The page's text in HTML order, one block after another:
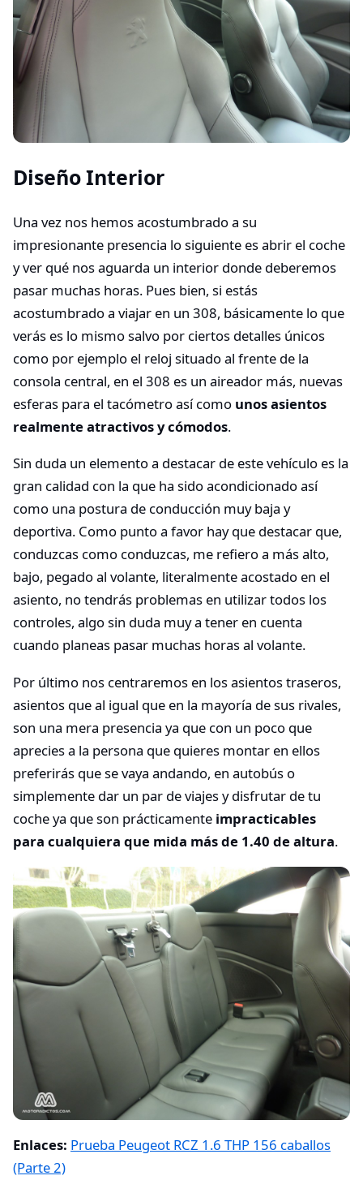
Diseño Interior
Una vez nos hemos acostumbrado a su
impresionante presencia lo siguiente es abrir el coche
y ver qué nos aguarda un interior donde deberemos
pasar muchas horas. Pues bien, si estás
acostumbrado a viajar en un 308, básicamente lo que
verás es lo mismo salvo por ciertos detalles únicos
como por ejemplo el reloj situado al frente de la
consola central, en el 308 es un aireador más, nuevas
esferas para el tacómetro así como unos asientos
realmente atractivos y cómodos.
Sin duda un elemento a destacar de este vehículo es la
gran calidad con la que ha sido acondicionado así
como una postura de conducción muy baja y
deportiva. Como punto a favor hay que destacar que,
conduzcas como conduzcas, me refiero a más alto,
bajo, pegado al volante, literalmente acostado en el
asiento, no tendrás problemas en utilizar todos los
controles, algo sin duda muy a tener en cuenta
cuando planeas pasar muchas horas al volante.
Por último nos centraremos en los asientos traseros,
asientos que al igual que en la mayoría de sus rivales,
son una mera presencia ya que con un poco que
aprecies a la persona que quieres montar en ellos
preferirás que se vaya andando, en autobús o
simplemente dar un par de viajes y disfrutar de tu
coche ya que son prácticamente impracticables
para cualquiera que mida más de 1.40 de altura.
Enlaces: Prueba Peugeot RCZ 1.6 THP 156 caballos
(Parte 2)